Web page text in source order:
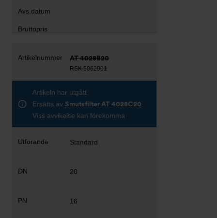
AT 4028B20
RSK 5062901
Artikeln har utgått
Ersätts av Smutsfilter AT 4028C20
Viss avvikelse kan förekomma
Standard
20
16